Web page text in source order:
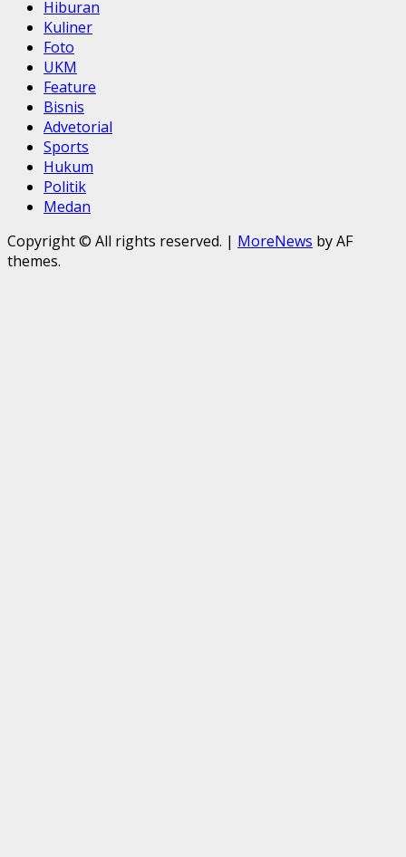
Hiburan
Kuliner
Foto
UKM
Feature
Bisnis
Advetorial
Sports
Hukum
Politik
Medan
Copyright © All rights reserved. | MoreNews by AF
themes.